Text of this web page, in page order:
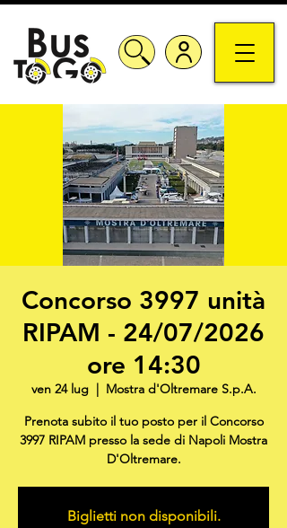
Concorso 3997 unità
RIPAM - 24/07/2026
ore 14:30
ven 24 lug
  |
Mostra d'Oltremare S.p.A.
Prenota subito il tuo posto per il Concorso
3997 RIPAM presso la sede di Napoli Mostra
D'Oltremare.
Biglietti non disponibili.